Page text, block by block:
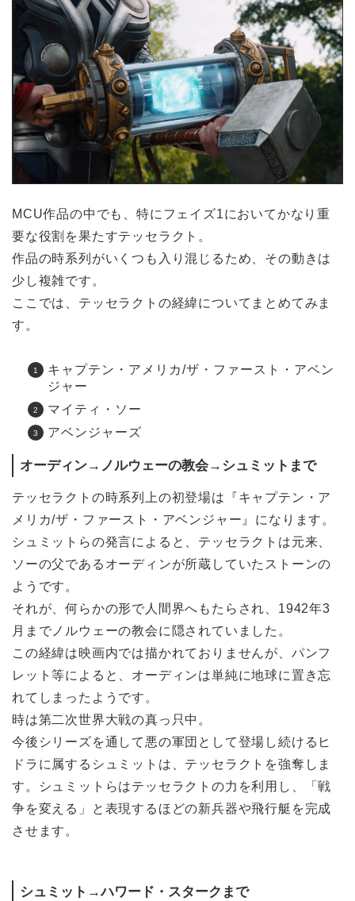
MCU作品の中でも、特にフェイズ1においてかなり重
要な役割を果たすテッセラクト。
作品の時系列がいくつも入り混じるため、その動きは
少し複雑です。
ここでは、テッセラクトの経緯についてまとめてみま
す。
キャプテン・アメリカ/ザ・ファースト・アベン
ジャー
マイティ・ソー
アベンジャーズ
オーディン→ノルウェーの教会→シュミットまで
テッセラクトの時系列上の初登場は『キャプテン・ア
メリカ/ザ・ファースト・アベンジャー』になります。
シュミットらの発言によると、テッセラクトは元来、
ソーの父であるオーディンが所蔵していたストーンの
ようです。
それが、何らかの形で人間界へもたらされ、1942年3
月までノルウェーの教会に隠されていました。
この経緯は映画内では描かれておりませんが、パンフ
レット等によると、オーディンは単純に地球に置き忘
れてしまったようです。
時は第二次世界大戦の真っ只中。
今後シリーズを通して悪の軍団として登場し続けるヒ
ドラに属するシュミットは、テッセラクトを強奪しま
す。シュミットらはテッセラクトの力を利用し、「戦
争を変える」と表現するほどの新兵器や飛行艇を完成
させます。
シュミット→ハワード・スタークまで